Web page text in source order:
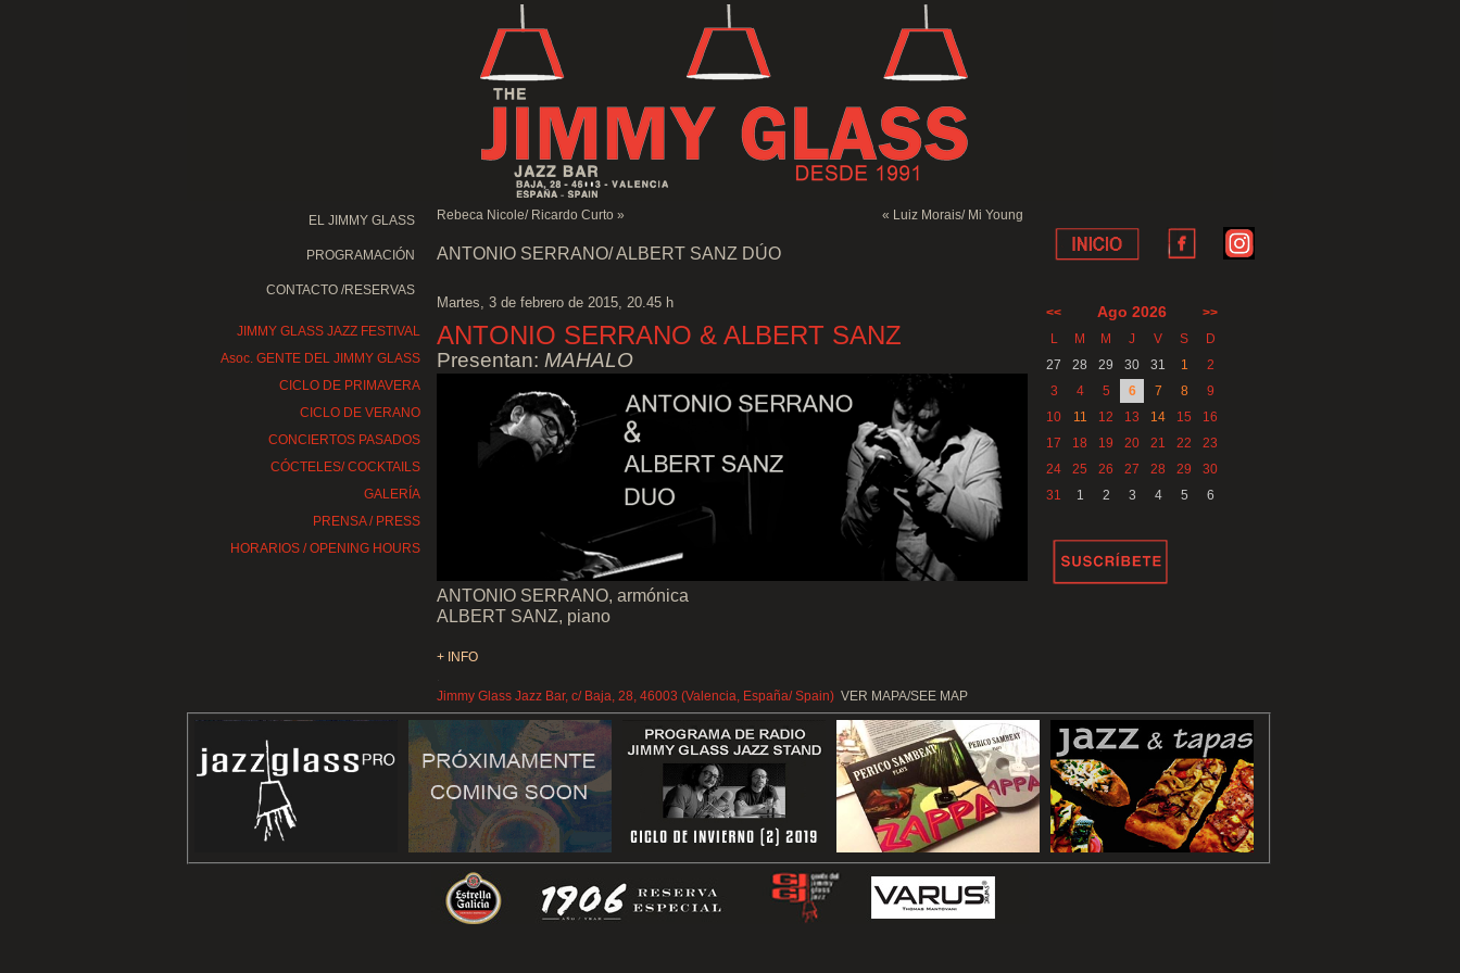
EL JIMMY GLASS
PROGRAMACIÓN
CONTACTO /RESERVAS
JIMMY GLASS JAZZ FESTIVAL
Asoc. GENTE DEL JIMMY GLASS
CICLO DE PRIMAVERA
CICLO DE VERANO
CONCIERTOS PASADOS
CÓCTELES/ COCKTAILS
GALERÍA
PRENSA / PRESS
HORARIOS / OPENING HOURS
Rebeca Nicole/ Ricardo Curto » « Luiz Morais/ Mi Young
ANTONIO SERRANO/ ALBERT SANZ DÚO
Martes, 3 de febrero de 2015, 20.45 h
ANTONIO SERRANO & ALBERT SANZ
Presentan: MAHALO
ANTONIO SERRANO, armónica
ALBERT SANZ, piano
+ INFO
Jimmy Glass Jazz Bar, c/ Baja, 28, 46003 (Valencia, España/ Spain) VER MAPA/SEE MAP
<< Ago 2026
>>
L
M M J V S
D
27
28 29 30 31 1
2
3
4 5 6 7 8
9
10
11 12 13 14 15
16
17
18 19 20 21 22
23
24
25 26 27 28 29
30
31
1 2 3 4 5 6